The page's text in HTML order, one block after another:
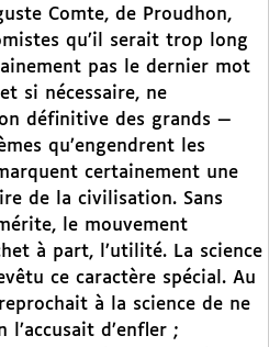
Comte, de Proudhon,
qu’il serait trop long
pas le dernier mot
si nécessaire, ne
définitive des grands —
qu’engendrent les
certainement une
de la civilisation. Sans
le mouvement
à part, l’utilité. La science
ce caractère spécial. Au
à la science de ne
l’accusait d’enfler ;